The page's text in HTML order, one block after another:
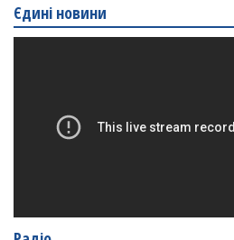
Єдині новини